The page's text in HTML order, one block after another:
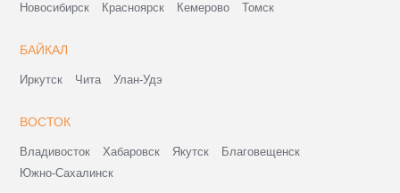
Новосибирск Красноярск Кемерово Томск
БАЙКАЛ
Иркутск Чита Улан-Удэ
ВОСТОК
Владивосток Хабаровск Якутск
Благовещенск
Южно-Сахалинск